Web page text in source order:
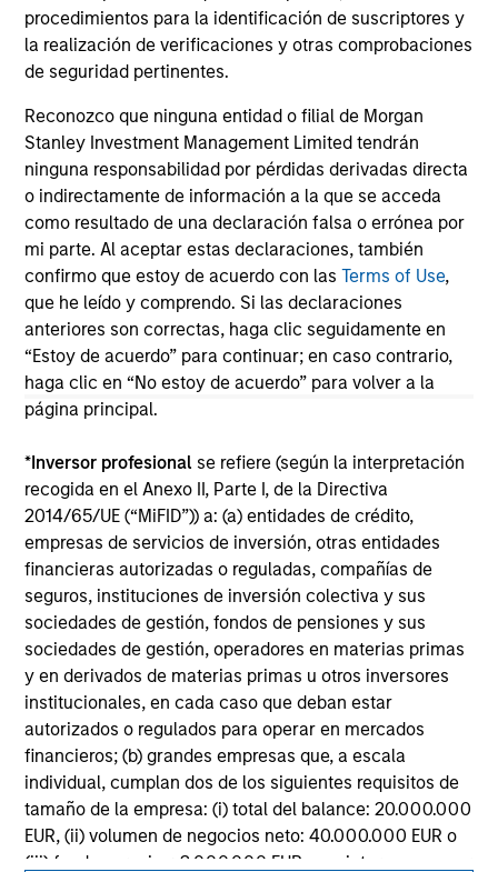
procedimientos para la identificación de suscriptores y
la realización de verificaciones y otras comprobaciones
de seguridad pertinentes.
Reconozco que ninguna entidad o filial de Morgan
Stanley Investment Management Limited tendrán
ninguna responsabilidad por pérdidas derivadas directa
o indirectamente de información a la que se acceda
como resultado de una declaración falsa o errónea por
mi parte. Al aceptar estas declaraciones, también
confirmo que estoy de acuerdo con lasTerms of Use,
que he leído y comprendo. Si las declaraciones
anteriores son correctas, haga clic seguidamente en
“Estoy de acuerdo” para continuar; en caso contrario,
haga clic en “No estoy de acuerdo” para volver a la
página principal.
*Inversor profesional se refiere (según la interpretación
recogida en el Anexo II, Parte I, de la Directiva
2014/65/UE (“MiFID”)) a: (a) entidades de crédito,
empresas de servicios de inversión, otras entidades
financieras autorizadas o reguladas, compañías de
seguros, instituciones de inversión colectiva y sus
sociedades de gestión, fondos de pensiones y sus
sociedades de gestión, operadores en materias primas
y en derivados de materias primas u otros inversores
institucionales, en cada caso que deban estar
autorizados o regulados para operar en mercados
financieros; (b) grandes empresas que, a escala
individual, cumplan dos de los siguientes requisitos de
tamaño de la empresa: (i) total del balance: 20.000.000
EUR, (ii) volumen de negocios neto: 40.000.000 EUR o
(iii) fondos propios: 2.000.000 EUR, que intervengan por
10-JUL-2026
May not represent all Team Members.
The information on this page is for informational
purposes only. The information contained herein does
not constitute and should not be construed as an
offering of advisory services or an offer to sell or a
solicitation of an offer to buy any securities in any
jurisdiction in which such offer or solicitation,
securities, insurance or other laws of such jurisdiction.
All investing involves risks, including a loss of principal.
Please refer to the strategy detail page for important
information on the strategy, including additional risk
considerations.